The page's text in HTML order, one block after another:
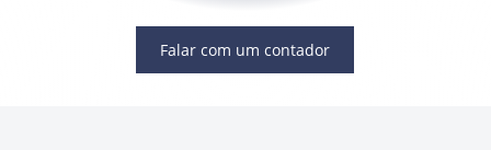
Falar com um contador